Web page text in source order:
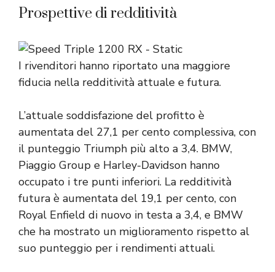
Prospettive di redditività
I rivenditori hanno riportato una maggiore
fiducia nella redditività attuale e futura.
L’attuale soddisfazione del profitto è
aumentata del 27,1 per cento complessiva, con
il punteggio Triumph più alto a 3,4. BMW,
Piaggio Group e Harley-Davidson hanno
occupato i tre punti inferiori. La redditività
futura è aumentata del 19,1 per cento, con
Royal Enfield di nuovo in testa a 3,4, e BMW
che ha mostrato un miglioramento rispetto al
suo punteggio per i rendimenti attuali.